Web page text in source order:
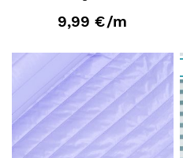
9,99 €/m